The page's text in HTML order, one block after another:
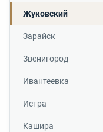
Жуковский
Зарайск
Звенигород
Ивантеевка
Истра
Кашира